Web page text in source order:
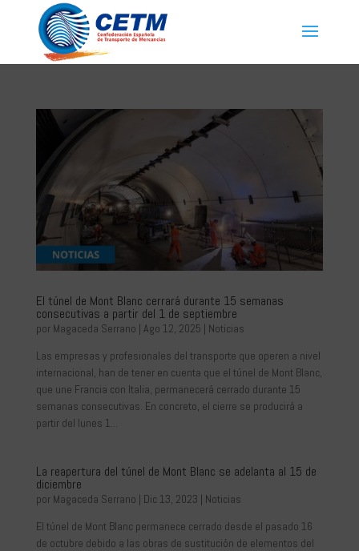
El túnel de Mont Blanc cerrará durante 15 semanas
consecutivas a partir del 1 de septiembre
por Magaceda Serrano | Ago 12, 2025 | Noticias
Las empresas y profesionales del transporte que operen a nivel
internacional, han de tener en cuenta que el túnel de Mont Blanc,
que une Francia con Italia, permanecerá cerrado durante 15
semanas consecutivas. En concreto, el cierre se producirá a
partir del lunes 1...
La reapertura del túnel de Mont Blanc se adelanta al 15 de
diciembre
por Magaceda Serrano | Dic 13, 2023 | Noticias
El túnel de Mont Blanc permanece cerrado desde el pasado 16
de octubre debido a las obras de sustitución de elementos del